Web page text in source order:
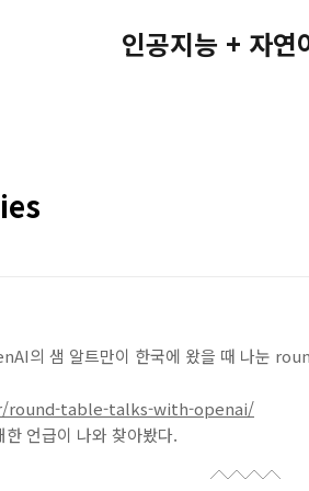
인공지능 + 자연
의 샘 알트만이 한국에 왔을 때 나눈
table-talks-with-openai/
언급이 나와 찾아봤다.